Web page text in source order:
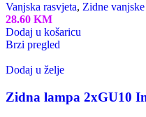
Vanjska rasvjeta, Zidne
28.60 KM
Dodaj u košaricu
Brzi pregled
Dodaj u želje
Zidna lampa 2xGU10